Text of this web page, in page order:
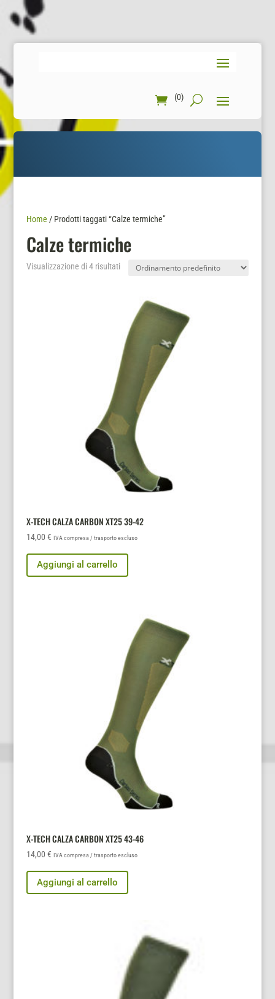
(0)
Home / Prodotti taggati “Calze termiche”
Calze termiche
Visualizzazione di 4 risultati
X-TECH CALZA CARBON XT25 39-42
14,00 € IVA compresa / trasporto escluso
Aggiungi al carrello
X-TECH CALZA CARBON XT25 43-46
14,00 € IVA compresa / trasporto escluso
Aggiungi al carrello